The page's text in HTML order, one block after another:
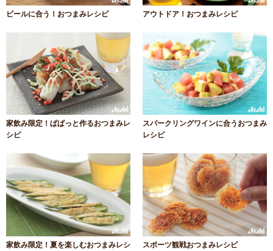
ビールに合う！おつまみレシピ アウトドア！おつまみレシピ
家飲み限定！ぱぱっと作るおつまみレ
シピ
スパークリングワインに合うおつまみ
レシピ
家飲み限定！夏を楽しむおつまみレシ
スポーツ観戦おつまみレシピ